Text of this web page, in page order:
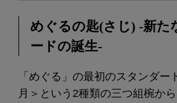
めぐるの匙(さじ) -新た
ードの誕生-
「めぐる」の最初のスタンダー
月＞という2種類の三つ組椀か